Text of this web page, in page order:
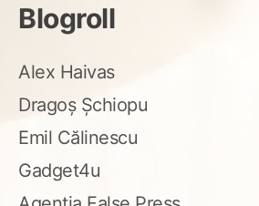
Blogroll
Alex Haivas
Dragoș Șchiopu
Emil Călinescu
Gadget4u